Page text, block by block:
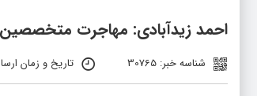
احمد زیدآبادی: مهاجرت متخصصین
شناسه خبر: 30765 تاریخ و زمان ارسال: 22 شهریور 1401